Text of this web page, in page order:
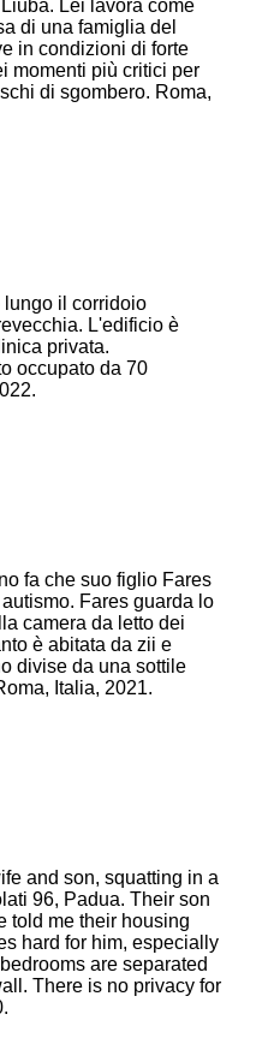
Lei lavora come
di una famiglia del
in condizioni di forte
momenti più critici per
di sgombero. Roma,
il corridoio
L'edificio è
privata.
occupato da 70
fa che suo figlio Fares
Fares guarda lo
camera da letto dei
è abitata da zii e
divise da una sottile
Italia, 2021.
and son, squatting in a
96, Padua. Their son
told me their housing
hard for him, especially
are separated
There is no privacy for